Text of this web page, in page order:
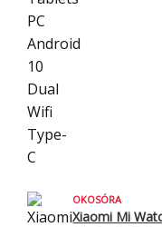
OKOSÓRA
Xiaomi Mi